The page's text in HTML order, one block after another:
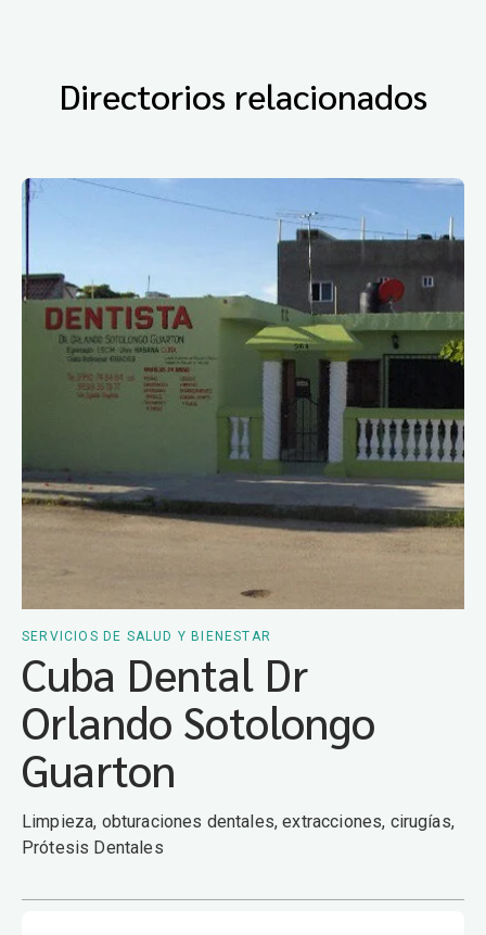
Directorios relacionados
SERVICIOS DE SALUD Y BIENESTAR
Cuba Dental Dr
Orlando Sotolongo
Guarton
Limpieza, obturaciones dentales, extracciones, cirugías,
Prótesis Dentales